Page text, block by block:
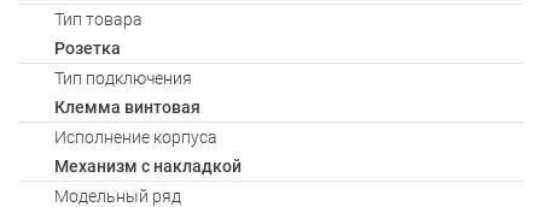
Тип товара
Розетка
Тип подключения
Клемма винтовая
Исполнение корпуса
Механизм с накладкой
Модельный ряд